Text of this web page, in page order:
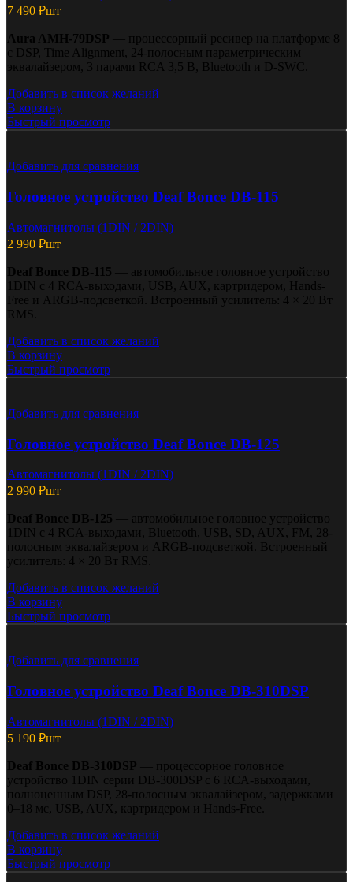
7 490 ₽шт
Aura AMH-79DSP — процессорный ресивер на платформе 8
с DSP, Time Alignment, 24-полосным параметрическим
эквалайзером, 3 парами RCA 3,5 В, Bluetooth и D-SWC.
Добавить в список желаний
В корзину
Быстрый просмотр
Добавить для сравнения
Головное устройство Deaf Bonce DB-115
Автомагнитолы (1DIN / 2DIN)
2 990 ₽шт
Deaf Bonce DB-115 — автомобильное головное устройство
1DIN с 4 RCA-выходами, USB, AUX, картридером, Hands-
Free и ARGB-подсветкой. Встроенный усилитель: 4 × 20 Вт
RMS.
Добавить в список желаний
В корзину
Быстрый просмотр
Добавить для сравнения
Головное устройство Deaf Bonce DB-125
Автомагнитолы (1DIN / 2DIN)
2 990 ₽шт
Deaf Bonce DB-125 — автомобильное головное устройство
1DIN с 4 RCA-выходами, Bluetooth, USB, SD, AUX, FM, 28-
полосным эквалайзером и ARGB-подсветкой. Встроенный
усилитель: 4 × 20 Вт RMS.
Добавить в список желаний
В корзину
Быстрый просмотр
Добавить для сравнения
Головное устройство Deaf Bonce DB-310DSP
Автомагнитолы (1DIN / 2DIN)
5 190 ₽шт
Deaf Bonce DB-310DSP — процессорное головное
устройство 1DIN серии DB-300DSP с 6 RCA-выходами,
полноценным DSP, 28-полосным эквалайзером, задержками
0–18 мс, USB, AUX, картридером и Hands-Free.
Добавить в список желаний
В корзину
Быстрый просмотр